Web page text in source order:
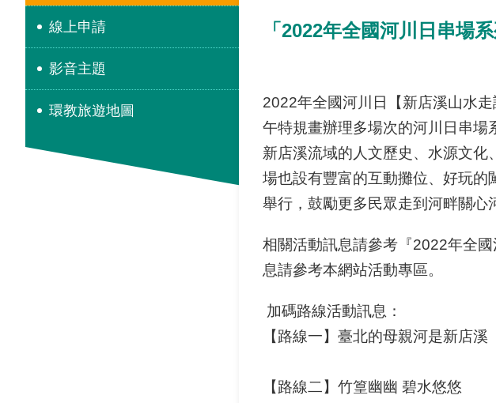
線上申請
影音主題
環教旅遊地圖
「2022年全國河川日串場
2022年全國河川日【新店溪山水
午特規畫辦理多場次的河川日串
新店溪流域的人文歷史、水源文
場也設有豐富的互動攤位、好玩
舉行，鼓勵更多民眾走到河畔關心
相關活動訊息請參考『2022年全
息請參考本網站活動專區。
加碼路線活動訊息：
【路線一】臺北的母親河是新店溪
【路線二】竹篁幽幽 碧水悠悠